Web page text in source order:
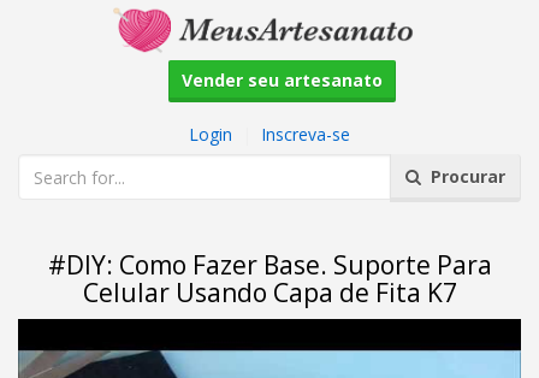
Vender seu artesanato
Login
Inscreva-se
Procurar
#DIY: Como Fazer Base. Suporte Para
Celular Usando Capa de Fita K7